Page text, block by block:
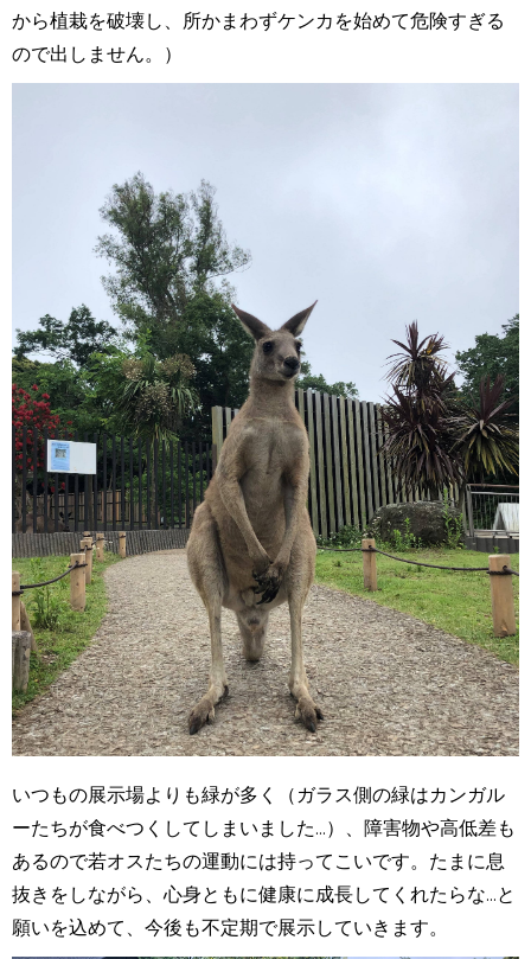
から植栽を破壊し、所かまわずケンカを始めて危険すぎる
ので出しません。）
いつもの展示場よりも緑が多く（ガラス側の緑はカンガル
ーたちが食べつくしてしまいました...）、障害物や高低差も
あるので若オスたちの運動には持ってこいです。たまに息
抜きをしながら、心身ともに健康に成長してくれたらな...と
願いを込めて、今後も不定期で展示していきます。